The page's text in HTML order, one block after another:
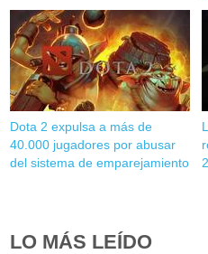
Dota 2 expulsa a más de
40.000 jugadores por abusar
del sistema de emparejamiento
LO MÁS LEÍDO